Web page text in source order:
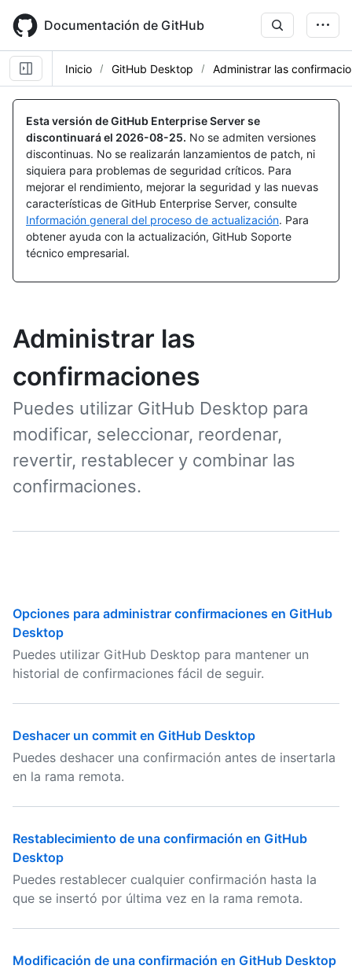
main
content
Documentación de GitHub
Inicio GitHub Desktop Administrar las
Esta versión de GitHub Enterprise Server se
discontinuará el 2026-08-25. No se admiten versiones
discontinuas. No se realizarán lanzamientos de patch, ni
siquiera para problemas de seguridad críticos. Para
mejorar el rendimiento, mejorar la seguridad y las nuevas
características de GitHub Enterprise Server, consulte
Información general del proceso de actualización. Para
obtener ayuda con la actualización, GitHub Soporte
técnico empresarial.
Administrar las
confirmaciones
Puedes utilizar GitHub Desktop para
modificar, seleccionar, reordenar,
revertir, restablecer y combinar las
confirmaciones.
Opciones para administrar confirmaciones en GitHub
Desktop
Puedes utilizar GitHub Desktop para mantener un
historial de confirmaciones fácil de seguir.
Deshacer un commit en GitHub Desktop
Puedes deshacer una confirmación antes de insertarla
en la rama remota.
Restablecimiento de una confirmación en GitHub
Desktop
Puedes restablecer cualquier confirmación hasta la
que se insertó por última vez en la rama remota.
Modificación de una confirmación en GitHub Desktop